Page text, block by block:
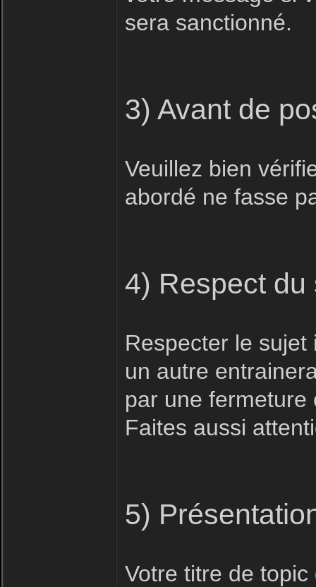
sera sanctionné.
3) Avant de
Veuillez bien
abordé ne fasse
4) Respect
Respecter le sujet
un autre
par une
Faites aussi
5)
Votre titre de